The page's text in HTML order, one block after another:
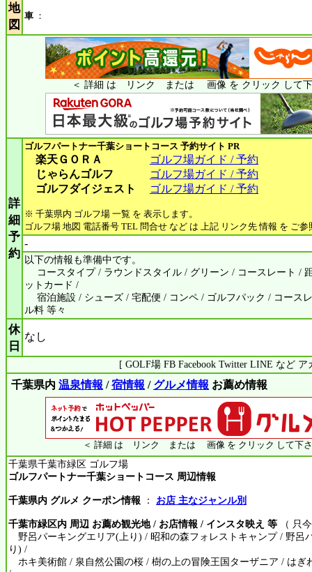
地
図
車 ：
＜ 詳細 は リンク または 画像 を クリック して下
詳
細
予
約
ゴルフパートナー千葉ショートコース 予約サイト PR
楽天ＧＯＲＡ
ゴルフ場ガイド / 予約
じゃらんゴルフ
ゴルフ場ガイド / 予約
ゴルフダイジェスト
ゴルフ場ガイド / 予約
※ 千葉県内 ゴルフ場 一覧 を 表示します。
ゴルフ場 地図 電話番号 TEL 問合せ など は 上記 リンク先 情報 を ご参
-
以下の情報も準備中です。
コースタイプ / ラウンドスタイル / グリーン / コースレート /
ットカード /
宿泊施設 / シューズ / 宅配便 / コンペ / ゴルフパック / コース
ル料 等々
休
日
なし
[ GOLF場 FB Facebook Twitter LINE など
千葉県内 温泉情報 /宿情報 / グルメ情報 お薦め情報
＜ 詳細 は リンク または 画像 を クリック して下
千葉県千葉市緑区 ゴルフ場
ゴルフパートナー千葉ショートコース 周辺情報
千葉県内 グルメ クーポン情報 ： お店 主なジャンル別
千葉市緑区内 周辺 お薦め観光地 / お店情報 / インスタ映え 等 （ 只
野呂パーキングエリア(上り) / 昭和の森フォレストキャンプ / 野呂
り) /
ホキ美術館 / 泉自然公園の桜 / 樹の上の冒険王国ターザニア / はぎ